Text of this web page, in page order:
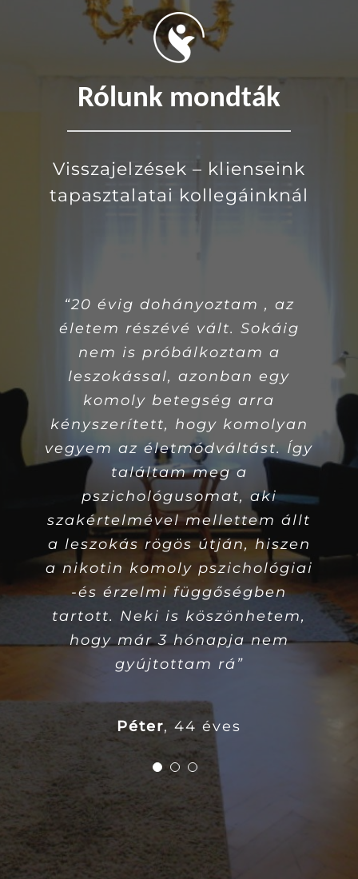
Rólunk mondták
Visszajelzések – klienseink
tapasztalatai kollegáinknál
“20 évig dohányoztam , az
életem részévé vált. Sokáig
nem is próbálkoztam a
leszokással, azonban egy
komoly betegség arra
kényszerített, hogy komolyan
vegyem az életmódváltást. Így
találtam meg a
pszichológusomat, aki
szakértelmével mellettem állt
a leszokás rögös útján, hiszen
a nikotin komoly pszichológiai
-és érzelmi függőségben
tartott. Neki is köszönhetem,
hogy már 3 hónapja nem
gyújtottam rá”
Péter, 44 éves
„Az egészségpszichológiai
tanácsadás által olyan
eszközöket és stratégiákat
tanultam meg, amelyeket
minden nap alkalmazok az
életemben. Olyan új
szokásokat sikerült
kialakítanom és
fenntartanom, melyek révén
sokkal kiegyensúlyozottabbak
a mindennapjaim, jobban
érzem magam a bőrömben,
ennek révén az emberi
kapcsolataimban is pozitív
változásokat tapasztalok.
Sokkal tudatosabb lettem a
hogy időben felismerem, ha
valamin változtatnom kell
ismét”
Gábor 39 éves
Sára 52 éves